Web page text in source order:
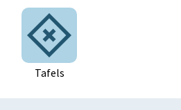
Tafels